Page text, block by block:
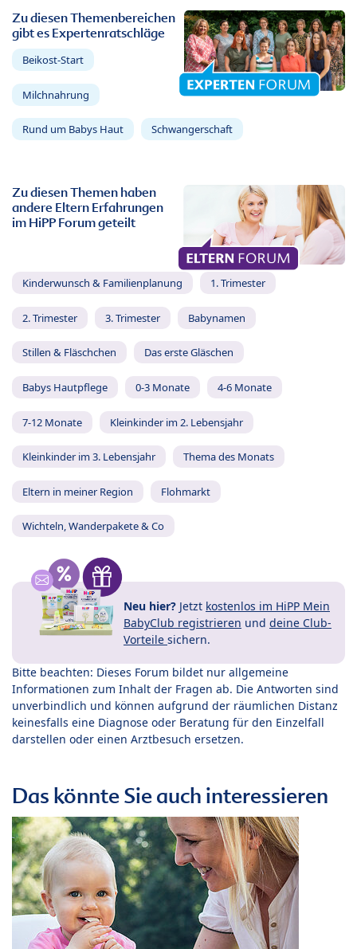
Zu diesen Themenbereichen
gibt es Expertenratschläge
Beikost-Start
Milchnahrung
Rund um Babys Haut Schwangerschaft
Zu diesen Themen haben
andere Eltern Erfahrungen
im HiPP Forum geteilt
Kinderwunsch & Familienplanung 1. Trimester
2. Trimester 3. Trimester Babynamen
Stillen & Fläschchen Das erste Gläschen
Babys Hautpflege 0-3 Monate 4-6 Monate
7-12 Monate Kleinkinder im 2. Lebensjahr
Kleinkinder im 3. Lebensjahr Thema des Monats
Eltern in meiner Region Flohmarkt
Wichteln, Wanderpakete & Co
Neu hier? Jetzt kostenlos im HiPP Mein
BabyClub registrieren und deine Club-
Vorteile sichern.
Bitte beachten: Dieses Forum bildet nur allgemeine
Informationen zum Inhalt der Fragen ab. Die Antworten sind
unverbindlich und können aufgrund der räumlichen Distanz
keinesfalls eine Diagnose oder Beratung für den Einzelfall
darstellen oder einen Arztbesuch ersetzen.
Das könnte Sie auch interessieren